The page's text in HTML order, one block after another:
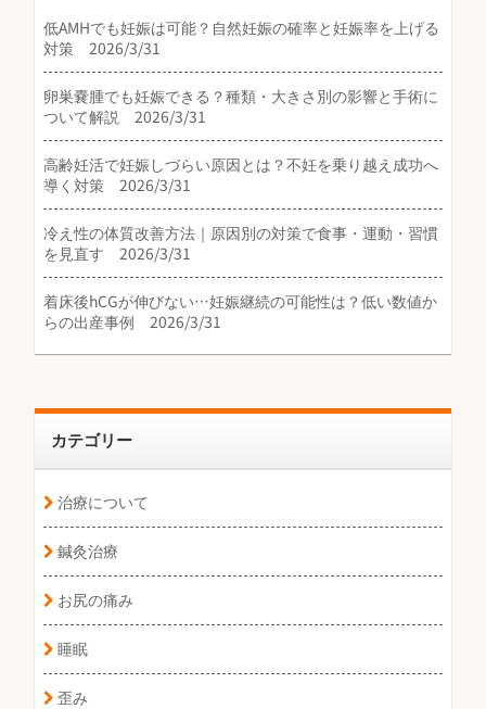
低AMHでも妊娠は可能？自然妊娠の確率と妊娠率を上げる
対策 2026/3/31
卵巣嚢腫でも妊娠できる？種類・大きさ別の影響と手術に
ついて解説 2026/3/31
高齢妊活で妊娠しづらい原因とは？不妊を乗り越え成功へ
導く対策 2026/3/31
冷え性の体質改善方法｜原因別の対策で食事・運動・習慣
を見直す 2026/3/31
着床後hCGが伸びない…妊娠継続の可能性は？低い数値か
らの出産事例 2026/3/31
カテゴリー
治療について
鍼灸治療
お尻の痛み
睡眠
歪み